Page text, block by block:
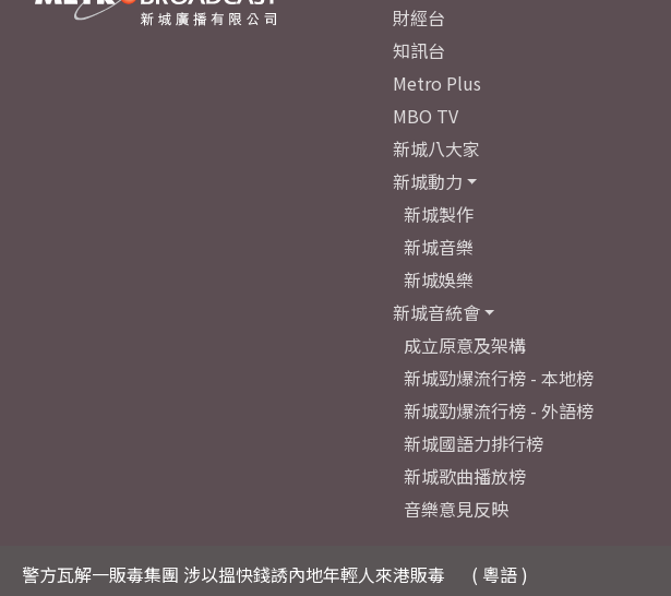
警方瓦解一販毒集團 涉以搵快錢誘內地年輕人來港販毒
( 粵語 )
財經台
知訊台
Metro Plus
MBO TV
新城八大家
新城動力
新城製作
新城音樂
新城娛樂
新城音統會
成立原意及架構
新城勁爆流行榜 - 本地榜
新城勁爆流行榜 - 外語榜
新城國語力排行榜
新城歌曲播放榜
音樂意見反映